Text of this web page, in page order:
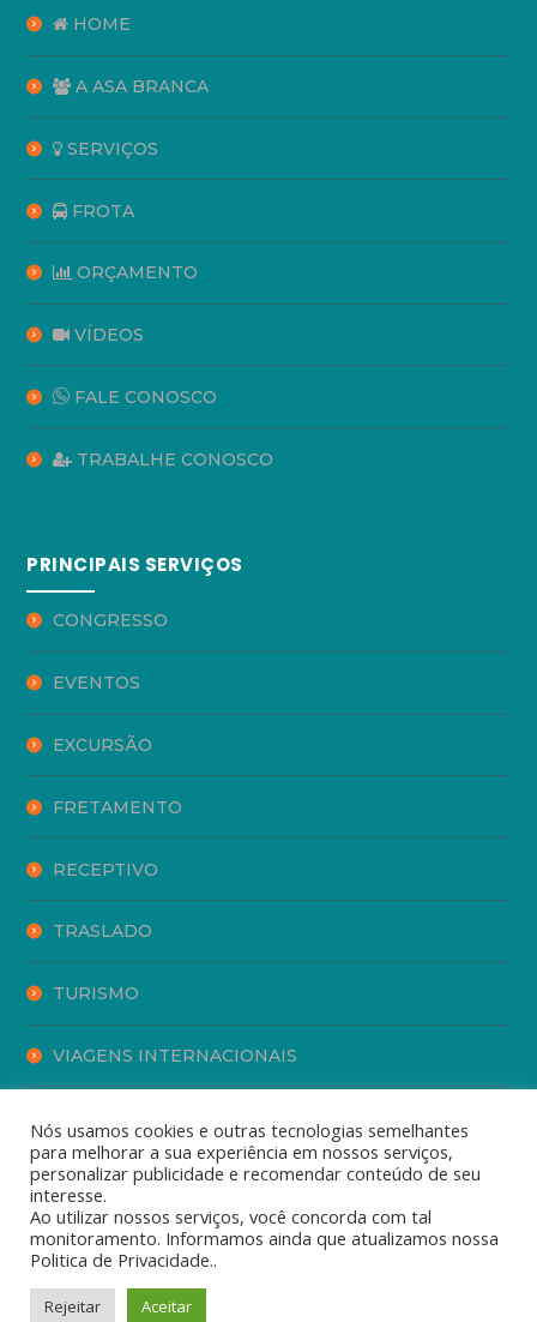
HOME
A ASA BRANCA
SERVIÇOS
FROTA
ORÇAMENTO
VÍDEOS
FALE CONOSCO
TRABALHE CONOSCO
PRINCIPAIS SERVIÇOS
CONGRESSO
EVENTOS
EXCURSÃO
FRETAMENTO
RECEPTIVO
TRASLADO
TURISMO
VIAGENS INTERNACIONAIS
© 2024. ASA BRANCA TURISMO. Direitos Reservados
Design by:
Nós usamos cookies e outras tecnologias semelhantes
para melhorar a sua experiência em nossos serviços,
personalizar publicidade e recomendar conteúdo de seu
interesse.
Ao utilizar nossos serviços, você concorda com tal
monitoramento. Informamos ainda que atualizamos nossa
Politica de Privacidade..
Rejeitar Aceitar